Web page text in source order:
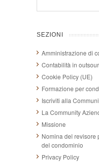
SEZIONI
Amministrazione di
Contabilità in
Cookie Policy (UE)
Formazione per
Iscriviti alla
La Community
Missione
Nomina del revisore
del condominio
Privacy Policy